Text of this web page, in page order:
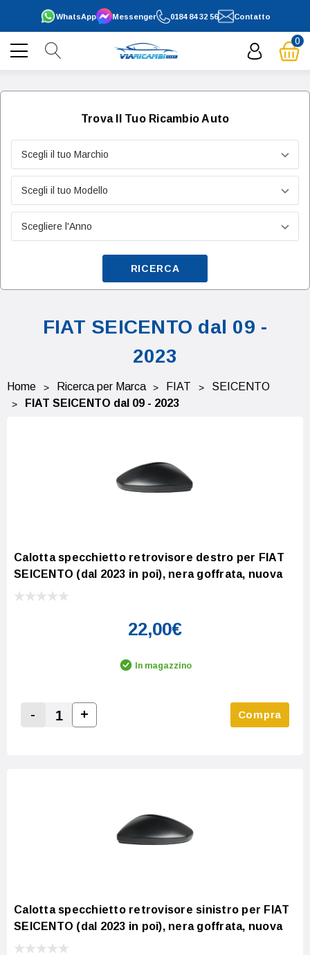
0184 84 32 56
WhatsApp Contatto
Messenger
0
Trova Il Tuo Ricambio Auto
RICERCA
FIAT SEICENTO dal 09 -
2023
Home Ricerca per Marca FIAT
SEICENTO
FIAT SEICENTO dal 09 - 2023
Calotta specchietto retrovisore destro per FIAT
SEICENTO (dal 2023 in poi), nera goffrata, nuova
22,00€
In magazzino
Decrease Quantity:
-
Increase Quantity:
+ Compra
Calotta specchietto retrovisore sinistro per FIAT
SEICENTO (dal 2023 in poi), nera goffrata, nuova